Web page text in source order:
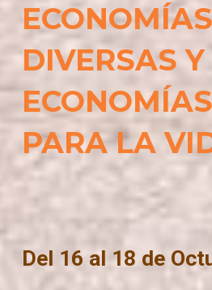
ECONOMÍAS
DIVERSAS Y
PARA LA
Del 16 al 18 de